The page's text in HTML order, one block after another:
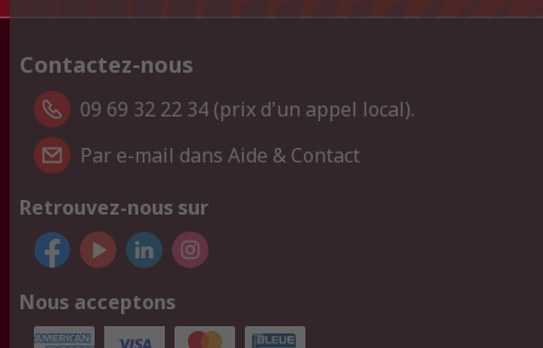
Contactez-nous
09 69 32 22 34 (prix d'un appel local).
Par e-mail dans Aide & Contact
Retrouvez-nous sur
Nous acceptons